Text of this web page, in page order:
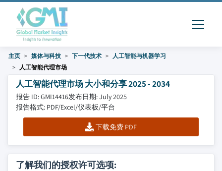
主页 媒体与科技 下一代技术
人工智能与机器学习
人工智能代理市场
人工智能代理市场 大小和分享 2025 - 2034
报告 ID: GMI14416发布日期: July 2025
报告格式: PDF/Excel/仪表板/平台
下载免费 PDF
了解我们的授权许可选项: